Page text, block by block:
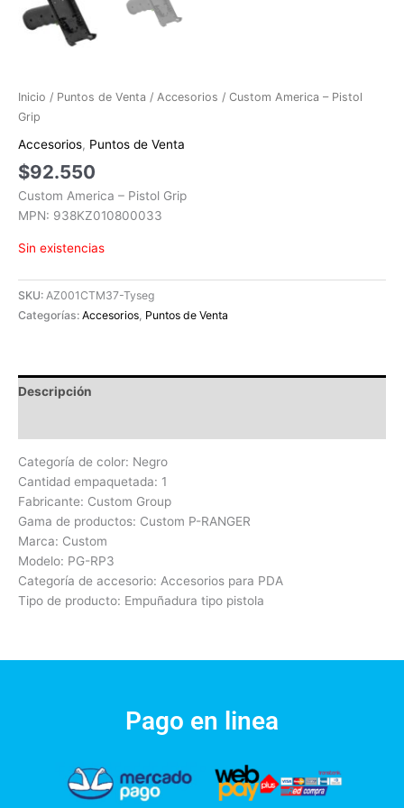
Inicio / Puntos de Venta / Accesorios / Custom America – Pistol
Grip
Accesorios, Puntos de Venta
$92.550
Custom America – Pistol Grip
MPN: 938KZ010800033
Sin existencias
SKU: AZ001CTM37-Tyseg
Categorías: Accesorios, Puntos de Venta
Descripción
Categoría de color: Negro
Cantidad empaquetada: 1
Fabricante: Custom Group
Gama de productos: Custom P-RANGER
Marca: Custom
Modelo: PG-RP3
Categoría de accesorio: Accesorios para PDA
Tipo de producto: Empuñadura tipo pistola
Pago en linea